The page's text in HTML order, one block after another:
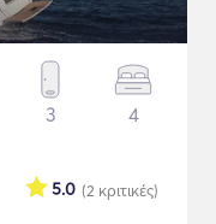
3 4
(2 κριτικές)
5.0